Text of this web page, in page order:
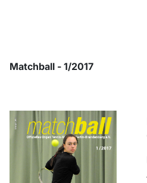
Matchball - 1/2017